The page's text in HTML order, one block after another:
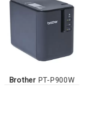
BrotherPT-P900W